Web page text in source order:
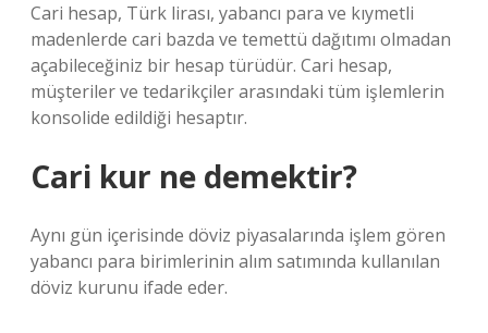
Cari hesap, Türk lirası, yabancı para ve kıymetli
madenlerde cari bazda ve temettü dağıtımı olmadan
açabileceğiniz bir hesap türüdür. Cari hesap,
müşteriler ve tedarikçiler arasındaki tüm işlemlerin
konsolide edildiği hesaptır.
Cari kur ne demektir?
Aynı gün içerisinde döviz piyasalarında işlem gören
yabancı para birimlerinin alım satımında kullanılan
döviz kurunu ifade eder.